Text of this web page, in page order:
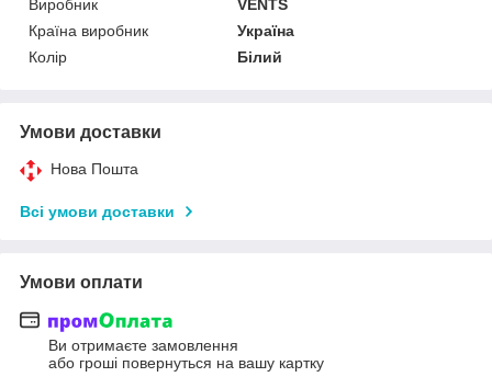
Виробник
VENTS
Країна виробник
Україна
Колір
Білий
Умови доставки
Нова Пошта
Всі умови доставки
Умови оплати
Ви отримаєте замовлення
або гроші повернуться на вашу картку